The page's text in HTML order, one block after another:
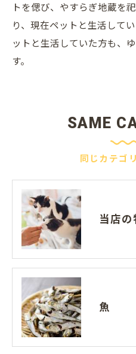
トを偲び、やすらぎ地蔵を
り、現在ペットと生活して
ットと生活していた方も、
す。
同じカテゴ
SAME
当店の
魚